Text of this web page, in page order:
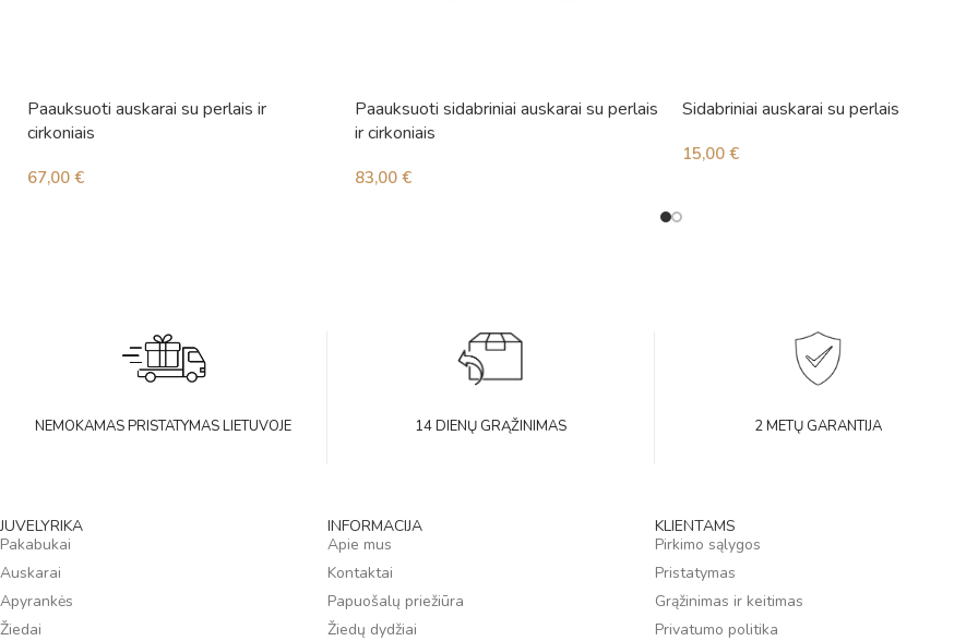
Paauksuoti auskarai su perlais ir
cirkoniais
67,00 €
Paauksuoti sidabriniai auskarai su perlais
ir cirkoniais
83,00 €
Sidabriniai auskarai su perlais
15,00 €
NEMOKAMAS PRISTATYMAS LIETUVOJE 14 DIENŲ GRĄŽINIMAS 2 METŲ GARANTIJA
JUVELYRIKA
Pakabukai
Auskarai
Apyrankės
Žiedai
INFORMACIJA
Apie mus
Kontaktai
Papuošalų priežiūra
Žiedų dydžiai
KLIENTAMS
Pirkimo sąlygos
Pristatymas
Grąžinimas ir keitimas
Privatumo politika